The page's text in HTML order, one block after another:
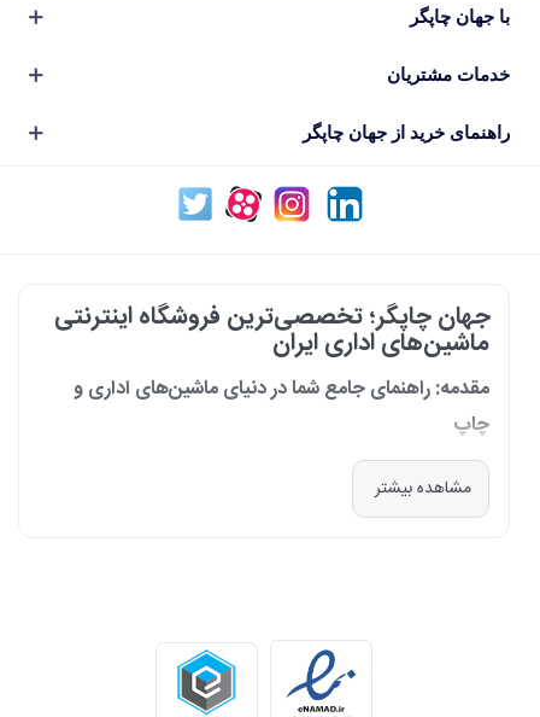
با جهان چاپگر
خدمات مشتریان
راهنمای خرید از جهان چاپگر
جهان چاپگر؛ تخصصی‌ترین فروشگاه اینترنتی
ماشین‌های اداری ایران
مقدمه: راهنمای جامع شما در دنیای ماشین‌های اداری و
چاپ
در دنیای پرشتاب امروز که کسب‌وکارها و سازمان‌ها برای افزایش بهره‌وری خود به
فناوری‌های نوین وابسته‌اند، دسترسی به ابزارهای کارآمد و قابل اعتماد یک
ما، ارائه راهکارهای جامع، از مشاوره پیش از خرید تا پشتیبانی پس از فروش،
برای سازمان‌ها، شرکت‌ها و کاربران خانگی است.
مشاهده بیشتر